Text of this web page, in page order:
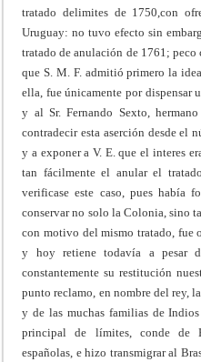
tratado delimites de 1750,con
Uruguay: no tuvo efecto sin
tratado de anulación de 1761; peco
que S. M. F. admitió primero la
ella, fue únicamente por dispensar
y al Sr. Fernando Sexto,
contradecir esta aserción desde el
y a exponer a V. E. que el interes
tan fácilmente el anular el
verificase este caso, pues había
conservar no solo la Colonia, sino
con motivo del mismo tratado, fue
y hoy retiene todavía a pesar
constantemente su restitución
punto reclamo, en nombre del rey,
y de las muchas familias de
principal de límites, conde de
españolas, e hizo transmigrar al